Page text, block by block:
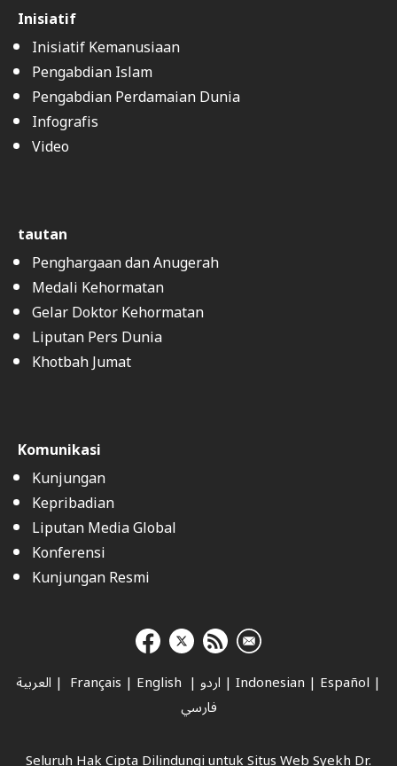
Inisiatif
Inisiatif Kemanusiaan
Pengabdian Islam
Pengabdian Perdamaian Dunia
Infografis
Video
tautan
Penghargaan dan Anugerah
Medali Kehormatan
Gelar Doktor Kehormatan
Liputan Pers Dunia
Khotbah Jumat
Komunikasi
Kunjungan
Kepribadian
Liputan Media Global
Konferensi
Kunjungan Resmi
العربية | Français | English | اردو | Indonesian | Español |
فارسي
Seluruh Hak Cipta Dilindungi untuk Situs Web Syekh Dr.